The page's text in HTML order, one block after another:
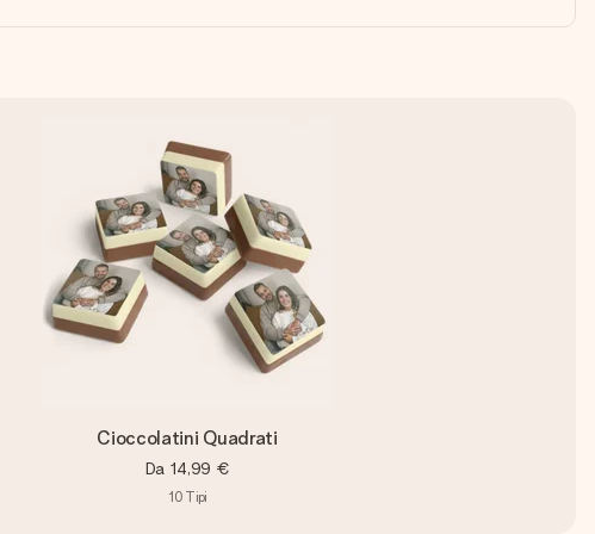
Cioccolatini Quadrati
Da 14,99 €
10 Tipi